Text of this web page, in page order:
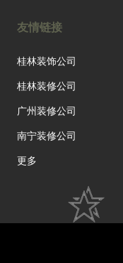
友情链接
桂林装饰公司
桂林装修公司
广州装修公司
南宁装修公司
更多